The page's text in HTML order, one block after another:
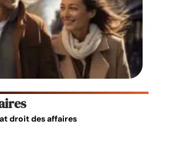
droit des affaires